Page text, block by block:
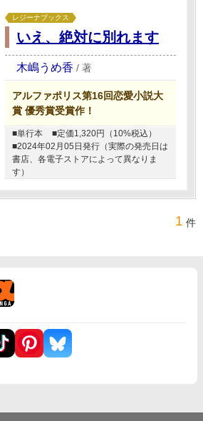
レジーナブックス
いえ、絶対に別れます
木嶋うめ香 / 著
アルファポリス第16回恋愛小説大
賞 優秀賞受賞作！
■単行本
■定価1,320円（10%税込）
■2024年02月05日発行（実際の発売日は
書店、各電子ストアによって異なりま
す）
1 件